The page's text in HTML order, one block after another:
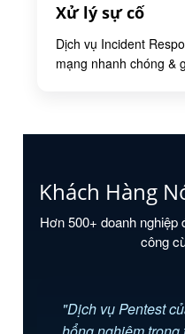
Xử lý sự cố
Dịch vụ Incident
mạng nhanh chóng &
Khách Hàng
Hơn 500+ doanh
công
"Dịch vụ Pentest